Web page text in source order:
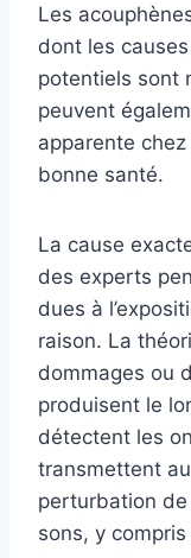
Les
dont les
potentiels sont
peuvent
apparente
bonne santé.
La cause
des experts
dues à
raison. La
dommages ou
produisent le
détectent les
transmettent
perturbation
sons, y